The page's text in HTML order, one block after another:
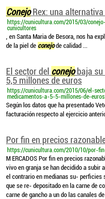
ConejoRex: una
https://cunicultura.com/2015/03/
cunicultores
, en Santa Maria de Besora, nos ha
de la piel de conejode calidad ...
El sector del conejobaja su
5,5 millones de euros
https://cunicultura.com/2015/06/el-
medicamentos-a-5-5-millones-de-euros
Según los datos que ha presentado
facturación respecto al ejercicio
Por fin en precios
https://cunicultura.com/2010/10/por-
M ERCADOS Por fin en precios
vivo en granja se han decidido a subir
el contrario en medianas su- perficies
que se re- depositado en la carne de
carne de gancho a un do las canales de